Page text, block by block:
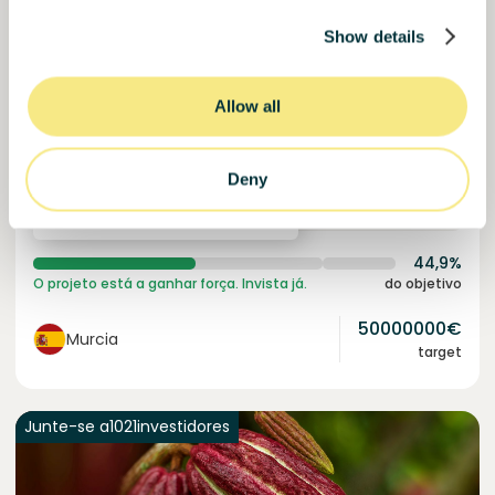
Show details
Allow all
Deny
Captura de carbono através da regeneração de solos.
Empréstimo
Sistemas agroalimentares
juro anual prazo
Reservado = 2500€
44,9%
O projeto está a ganhar força. Invista já. do objetivo
Murcia 50000000€
target
Junte-se a1021investidores